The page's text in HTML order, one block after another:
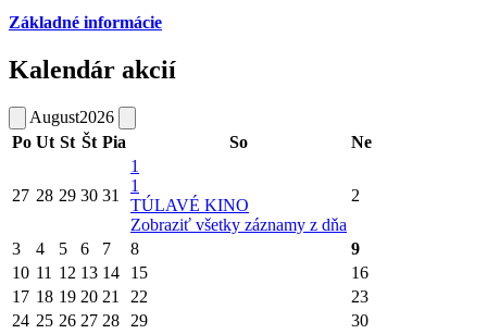
Základné informácie
Kalendár akcií
August2026
Po Ut St Št Pia So Ne
27 28 29 30 31
1
1
TÚLAVÉ KINO
Zobraziť všetky záznamy z dňa
2
3 4 5 6 7 8
9
10 11 12 13 14 15
16
17 18 19 20 21 22
23
24 25 26 27 28 29
30